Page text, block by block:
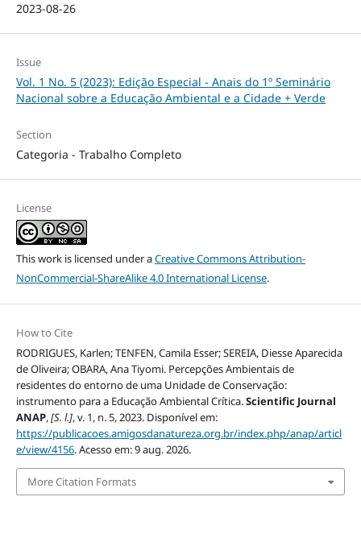
2023-08-26
Issue
Vol. 1 No. 5 (2023): Edição Especial - Anais do 1º Seminário
Nacional sobre a Educação Ambiental e a Cidade + Verde
Section
Categoria - Trabalho Completo
License
This work is licensed under aCreative Commons Attribution-
NonCommercial-ShareAlike 4.0 International License.
How to Cite
RODRIGUES, Karlen; TENFEN, Camila Esser; SEREIA, Diesse Aparecida
de Oliveira; OBARA, Ana Tiyomi. Percepções Ambientais de
residentes do entorno de uma Unidade de Conservação:
instrumento para a Educação Ambiental Crítica.Scientific Journal
ANAP,[S. l.], v. 1, n. 5, 2023. Disponível em:
https://publicacoes.amigosdanatureza.org.br/index.php/anap/articl
e/view/4156. Acesso em: 9 aug. 2026.
More Citation Formats